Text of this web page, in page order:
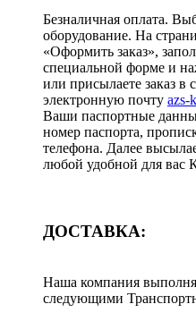
Безналичная оплата.
оборудование. На
«Оформить заказ»,
специальной форме и
или присылаете заказ
электронную почту azs-
Ваши паспортные
номер паспорта,
телефона. Далее
любой удобной для
ДОСТАВКА:
Наша компания
следующими